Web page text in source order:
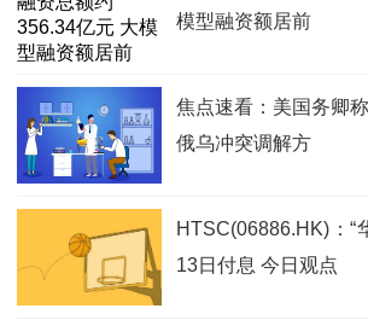
模型融资额居前
焦点速看：美国务卿
俄乌冲突调解方
HTSC(06886.HK)：“
13日付息 今日观点